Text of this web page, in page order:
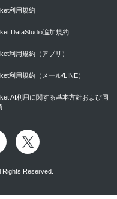
利用規約
DataStudio追加規約
利用規約（アプリ）
利用規約（メール/LINE）
AI利用に関する基本方針および同
Reserved.